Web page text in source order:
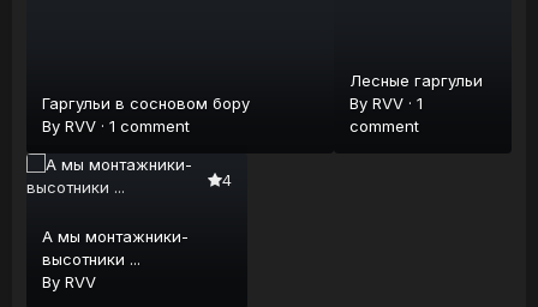
Гаргульи в сосновом бору
By RVV · 1 comment
Лесные гаргульи
ByRVV ·1
comment
4
А мы монтажники-
высотники ...
By RVV